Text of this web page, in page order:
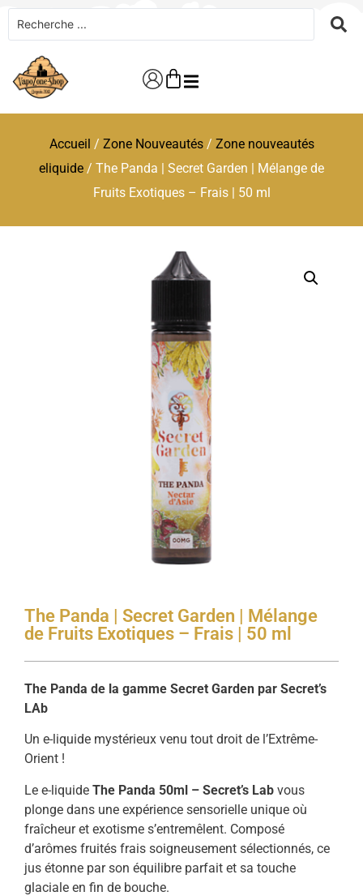
Accueil / Zone Nouveautés/ Zone nouveautés
eliquide / The Panda | Secret Garden | Mélange de
Fruits Exotiques – Frais | 50 ml
The Panda | Secret Garden | Mélange
de Fruits Exotiques – Frais | 50 ml
The Panda de la gamme Secret Garden par Secret’s
LAb
Un e-liquide mystérieux venu tout droit de l’Extrême-
Orient !
Le e-liquide The Panda 50ml – Secret’s Lab vous
plonge dans une expérience sensorielle unique où
fraîcheur et exotisme s’entremêlent. Composé
d’arômes fruités frais soigneusement sélectionnés, ce
jus étonne par son équilibre parfait et sa touche
glaciale en fin de bouche.